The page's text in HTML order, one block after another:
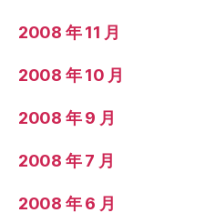
2008 年 11 月
2008 年 10 月
2008 年 9 月
2008 年 7 月
2008 年 6 月